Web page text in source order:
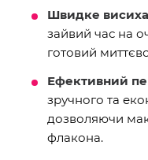
Швидке
зайвий час на
готовий
Ефективний
зручного та
дозволяючи
флакона.